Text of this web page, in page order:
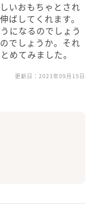
いおもちゃとされ
ばしてくれます。
になるのでしょう
でしょうか。それ
めてみました。
更新日： 2023年09月15日